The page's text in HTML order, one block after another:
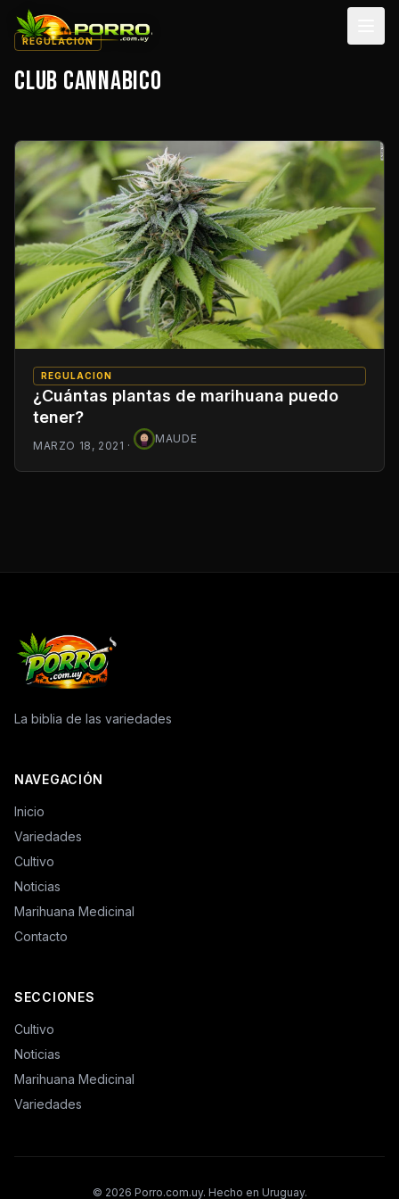
REGULACION
CLUB CANNABICO
REGULACION
¿Cuántas plantas de marihuana puedo
tener?
MARZO 18, 2021 ·
MAUDE
La biblia de las variedades
NAVEGACIÓN
Inicio
Variedades
Cultivo
Noticias
Marihuana Medicinal
Contacto
SECCIONES
Cultivo
Noticias
Marihuana Medicinal
Variedades
© 2026 Porro.com.uy. Hecho en Uruguay.